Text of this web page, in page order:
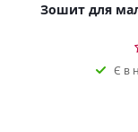
Зошит для
Є в